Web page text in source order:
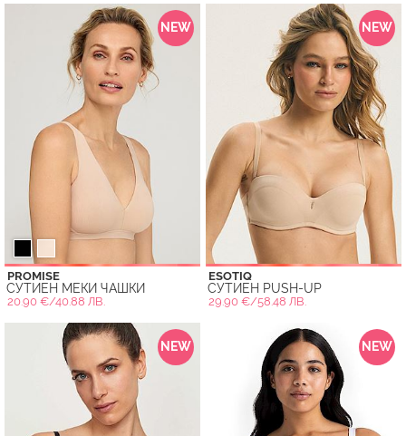
NEW
PROMISE
СУТИЕН МЕКИ ЧАШКИ
20.90 €/40.88 ЛВ.
NEW
ESOTIQ
СУТИЕН PUSH-UP
29.90 €/58.48 ЛВ.
NEW NEW